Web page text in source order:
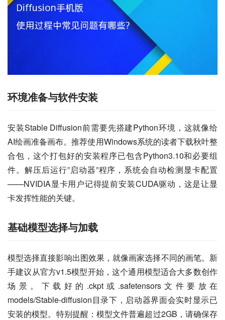
环境准备与软件安装
安装Stable Diffusion前需要先搭建Python环境，这就像给
AI绘画准备画布。推荐使用Windows系统的读者下载秋叶整
合包，这个打包好的安装程序已包含Python3.10和必要组
件。解压后运行”启动器”程序，系统会自动检测显卡配置
——NVIDIA显卡用户记得提前安装CUDA驱动，这是让显
卡发挥性能的关键。
基础模型选择与加载
模型选择直接影响出图效果，就像画家选择不同的画笔。新
手建议从官方v1.5模型开始，这个通用模型适合大多数创作
场景。下载好的.ckpt或.safetensors文件要放在
models/Stable-diffusion目录下，启动器界面会实时显示已
安装的模型。特别提醒：模型文件普遍超过2GB，请确保存